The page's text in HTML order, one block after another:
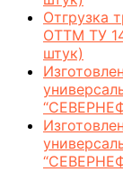
Отгрузка
ОТТМ ТУ
штук)